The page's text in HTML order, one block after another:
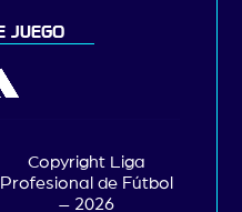
JUEGO
Copyright Liga
Profesional de Fútbol
– 2026